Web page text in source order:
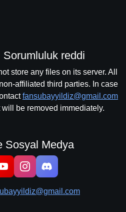
reddi
store any files on its server. All
affiliated third parties. In case
fansubayyildiz@gmail.com
be removed immediately.
Sosyal Medya